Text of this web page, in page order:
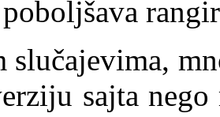
slučajevima,
sajta